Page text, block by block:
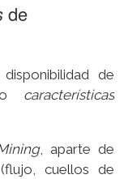
de
de
características
, aparte de
cuellos de